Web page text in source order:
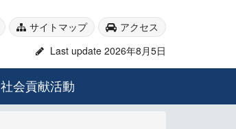
サイトマップ
アクセス
Last update 2026年8月5日
社会貢献活動